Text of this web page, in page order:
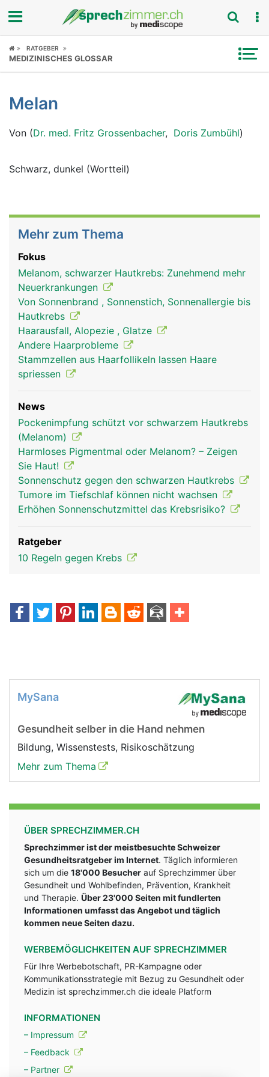
Fokus
Symptome
Untersuchungen
News
RATGEBER
MEDIZINISCHES GLOSSAR
Melan
Von (Dr. med. Fritz Grossenbacher, Doris Zumbühl)
Schwarz, dunkel (Wortteil)
Mehr zum Thema
Fokus
Melanom, schwarzer Hautkrebs: Zunehmend mehr
Neuerkrankungen
Von Sonnenbrand , Sonnenstich, Sonnenallergie bis
Hautkrebs
Haarausfall, Alopezie , Glatze
Andere Haarprobleme
Stammzellen aus Haarfollikeln lassen Haare
spriessen
News
Pockenimpfung schützt vor schwarzem Hautkrebs
(Melanom)
Harmloses Pigmentmal oder Melanom? – Zeigen
Sie Haut!
Sonnenschutz gegen den schwarzen Hautkrebs
Tumore im Tiefschlaf können nicht wachsen
Erhöhen Sonnenschutzmittel das Krebsrisiko?
Ratgeber
10 Regeln gegen Krebs
MySana
Gesundheit selber in die Hand nehmen
Bildung, Wissenstests, Risikoschätzung
Mehr zum Thema
ÜBER SPRECHZIMMER.CH
Sprechzimmer ist der meistbesuchte Schweizer
Gesundheitsratgeber im Internet. Täglich informieren
sich um die 18'000 Besucher auf Sprechzimmer über
Gesundheit und Wohlbefinden, Prävention, Krankheit
und Therapie. Über 23'000 Seiten mit fundlerten
Informationen umfasst das Angebot und täglich
kommen neue Seiten dazu.
WERBEMÖGLICHKEITEN AUF SPRECHZIMMER
Für Ihre Werbebotschaft, PR-Kampagne oder
Kommunikationsstrategie mit Bezug zu Gesundheit oder
Medizin ist sprechzimmer.ch die ideale Platform
INFORMATIONEN
– Impressum
– Feedback
– Partner